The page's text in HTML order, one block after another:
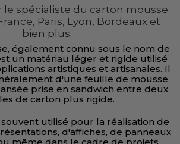
le spécialiste du carton mousse
Paris, Lyon, Bordeaux et
bien plus.
également connu sous le nom de
un matériau léger et rigide utilisé
artistiques et artisanales. Il
d'une feuille de mousse
prise en sandwich entre deux
de carton plus rigide.
utilisé pour la réalisation de
d'affiches, de panneaux